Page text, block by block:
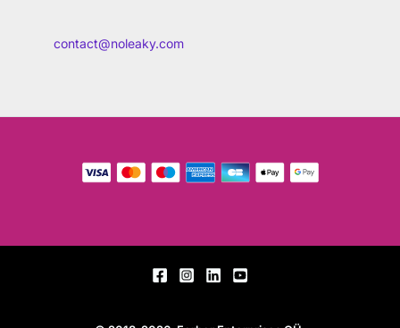
contact@noleaky.com